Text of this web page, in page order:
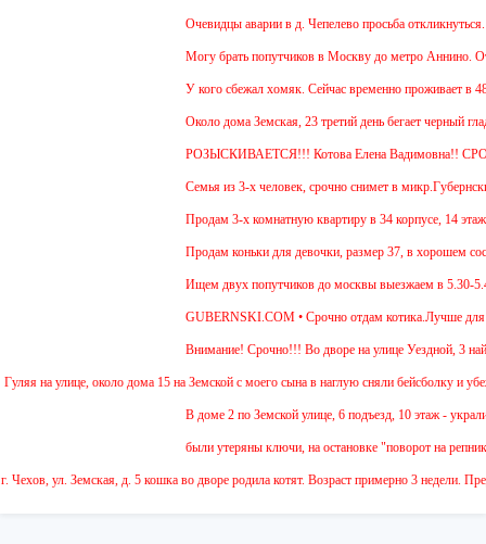
Очевидцы аварии в д. Чепелево просьба откликнуться.
Могу брать попутчиков в Москву до метро Аннино.
У кого сбежал хомяк. Сейчас временно проживает в
Около дома Земская, 23 третий день бегает черный
РОЗЫСКИВАЕТСЯ!!! Котова Елена Вадимовна!!
Семья из 3-х человек, срочно снимет в
Продам 3-х комнатную квартиру в 34 корпусе, 14
Продам коньки для девочки, размер 37, в хорошем
Ищем двух попутчиков до москвы выезжаем в 5.30-
GUBERNSKI.COM • Срочно отдам котика.Лучше для
Внимание! Срочно!!! Во дворе на улице Уездной, 3
улице, около дома 15 на Земской с моего сына в наглую сняли бейсболку и
В доме 2 по Земской улице, 6 подъезд, 10 этаж - украли
были утеряны ключи, на остановке "поворот на
ул. Земская, д. 5 кошка во дворе родила котят. Возраст примерно 3 недели.